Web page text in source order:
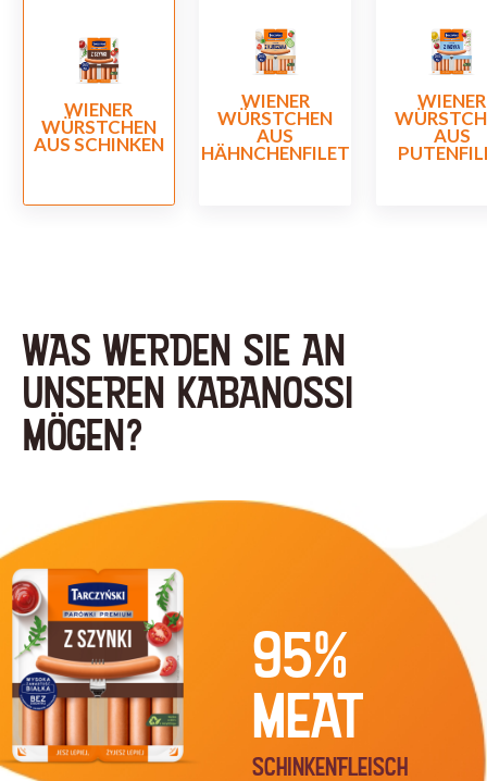
WIENER
WÜRSTCHEN
AUS SCHINKEN
WIENER
WÜRSTCHEN
AUS
HÄHNCHENFILET
WIENER
AUS
WAS WERDEN SIE AN
UNSEREN KABANOSSI
MÖGEN?
95%
MEAT
SCHINKENFLEISCH